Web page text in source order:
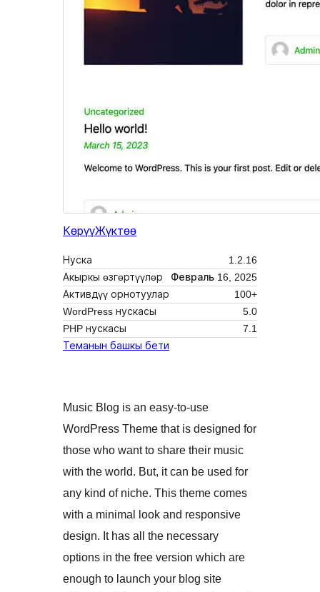
КөрүүЖүктөө
Нуска
1.2.16
Акыркы өзгөртүүлөр
Февраль 16, 2025
Активдүү орнотуулар
100+
WordPress нускасы
5.0
PHP нускасы
7.1
Теманын башкы бети
Music Blog is an easy-to-use
WordPress Theme that is designed for
those who want to share their music
with the world. But, it can be used for
any kind of niche. This theme comes
with a minimal look and responsive
design. It has all the necessary
options in the free version which are
enough to launch your blog site